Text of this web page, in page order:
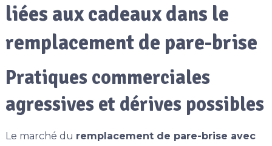
liées aux cadeaux dans le
remplacement de pare-brise
Pratiques commerciales
agressives et dérives possibles
Le marché du remplacement de pare-brise avec